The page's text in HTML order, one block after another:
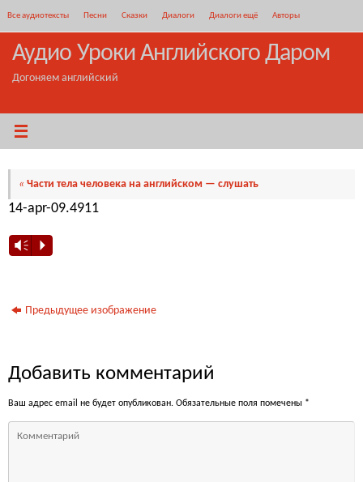
содержимому
Все аудиотексты Песни Сказки Диалоги Диалоги ещё Авторы
Аудио Уроки Английского Даром
Догоняем английский
« Части тела человека на английском — слушать
14-apr-09.49​11
Vm P
Предыдущее изображение
Добавить комментарий
Ваш адрес email не будет опубликован. Обязательные поля помечены *